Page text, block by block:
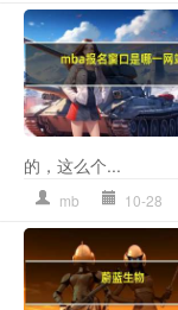
的，这么个...
mb 10-28